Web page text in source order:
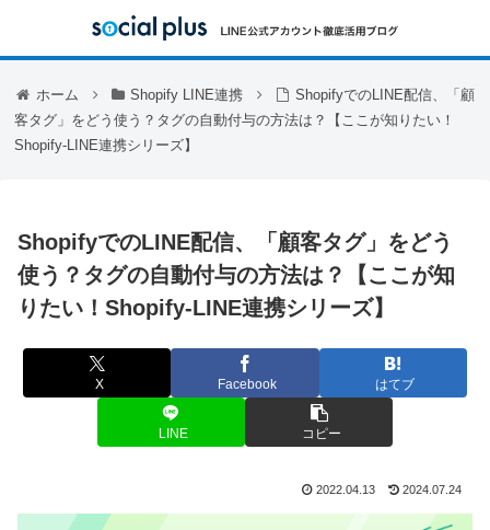
ホーム Shopify LINE連携
ShopifyでのLINE配信、「顧
客タグ」をどう使う？タグの自動付与の方法は？【ここが知りたい！
Shopify-LINE連携シリーズ】
ShopifyでのLINE配信、「顧客タグ」をどう
使う？タグの自動付与の方法は？【ここが知
りたい！Shopify-LINE連携シリーズ】
X Facebook はてブ
LINE コピー
2022.04.13 2024.07.24